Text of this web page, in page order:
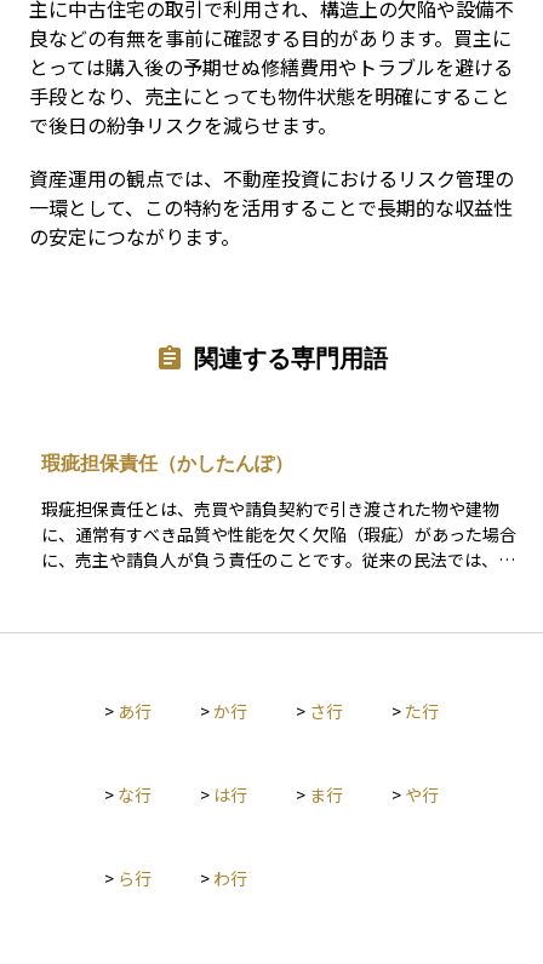
主に中古住宅の取引で利用され、構造上の欠陥や設備不
良などの有無を事前に確認する目的があります。買主に
とっては購入後の予期せぬ修繕費用やトラブルを避ける
手段となり、売主にとっても物件状態を明確にすること
で後日の紛争リスクを減らせます。
資産運用の観点では、不動産投資におけるリスク管理の
一環として、この特約を活用することで長期的な収益性
の安定につながります。
関連する専門用語
瑕疵担保責任（かしたんぽ）
瑕疵担保責任とは、売買や請負契約で引き渡された物や建物
に、通常有すべき品質や性能を欠く欠陥（瑕疵）があった場合
に、売主や請負人が負う責任のことです。従来の民法では、買
「契約不適合責任」に統合されましたが、不動産取引や中古住
&Aなどで物件や事業に隠れた欠陥がないかを確認するデューデ
> あ行 >か行 > さ行 > た行
> な行 > は行 > ま行 > や行
> ら行 > わ行